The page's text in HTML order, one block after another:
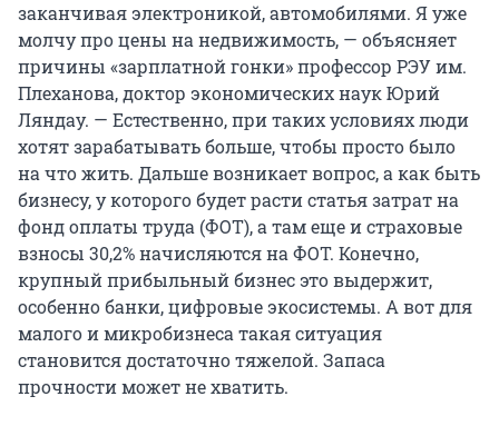
заканчивая электроникой, автомобилями. Я уже
молчу про цены на недвижимость, — объясняет
причины «зарплатной гонки» профессор РЭУ им.
Плеханова, доктор экономических наук Юрий
Ляндау. — Естественно, при таких условиях люди
хотят зарабатывать больше, чтобы просто было
на что жить. Дальше возникает вопрос, а как быть
бизнесу, у которого будет расти статья затрат на
фонд оплаты труда (ФОТ), а там еще и страховые
взносы 30,2% начисляются на ФОТ. Конечно,
крупный прибыльный бизнес это выдержит,
особенно банки, цифровые экосистемы. А вот для
малого и микробизнеса такая ситуация
становится достаточно тяжелой. Запаса
прочности может не хватить.